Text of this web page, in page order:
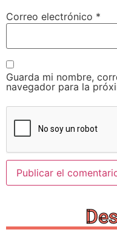
Correo electrónico *
Guarda mi nombre,
navegador para la